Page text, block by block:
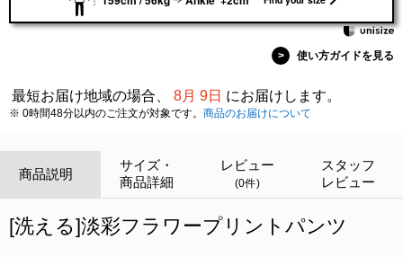
> 使い方ガイドを見る
最短お届け地域の場合、 8月 9日 にお届けします。
※ 0時間48分以内のご注文が対象です。 商品のお届けについて
商品説明
サイズ・
商品詳細
レビュー
(0件)
スタッフ
レビュー
[洗える]淡彩フラワープリントパンツ